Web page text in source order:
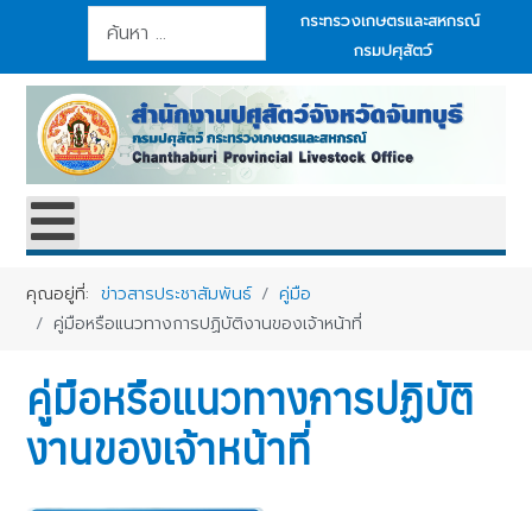
การค้นหา
กระทรวงเกษตรและสหกรณ์
กรมปศุสัตว์
คุณอยู่ที่:ข่าวสารประชาสัมพันธ์
คู่มือ
คู่มือหรือแนวทางการปฏิบัติงานของเจ้าหน้าที่
คู่มือหรือแนวทางการปฏิบัติ
งานของเจ้าหน้าที่